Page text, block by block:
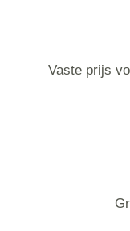
Vaste prijs